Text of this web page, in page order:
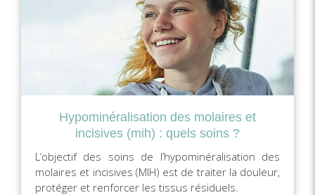
Hypominéralisation des molaires et
incisives (mih) : quels soins ?
L’objectif des soins de l’hypominéralisation des
molaires et incisives (MIH) est de traiter la douleur,
protéger et renforcer les tissus résiduels.